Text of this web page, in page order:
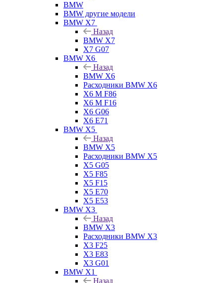
BMW
BMW другие модели
BMW X7
Назад
BMW X7
X7 G07
BMW X6
Назад
BMW X6
Расходники BMW X6
X6 M F86
X6 M F16
X6 G06
X6 E71
BMW X5
Назад
BMW X5
Расходники BMW X5
X5 G05
X5 F85
X5 F15
X5 E70
X5 E53
BMW X3
Назад
BMW X3
Расходники BMW X3
X3 F25
X3 E83
X3 G01
BMW X1
Назад